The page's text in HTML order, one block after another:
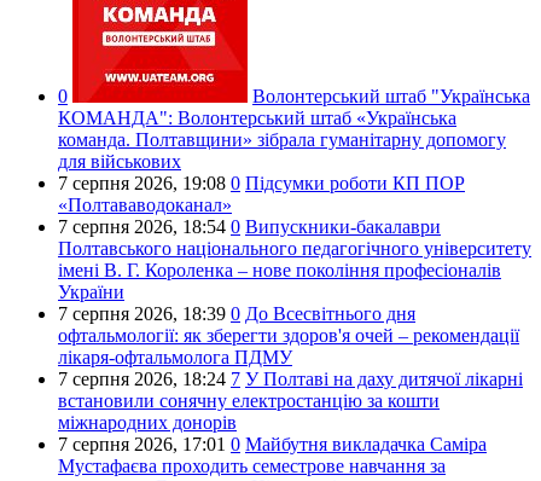
0
Волонтерський штаб "Українська
КОМАНДА": Волонтерський штаб «Українська
команда. Полтавщини» зібрала гуманітарну допомогу
для військових
7 серпня 2026, 19:08 0 Підсумки роботи КП ПОР
«Полтававодоканал»
7 серпня 2026, 18:54 0 Випускники-бакалаври
Полтавського національного педагогічного університету
імені В. Г. Короленка – нове покоління професіоналів
України
7 серпня 2026, 18:39 0 До Всесвітнього дня
офтальмології: як зберегти здоров'я очей – рекомендації
лікаря-офтальмолога ПДМУ
7 серпня 2026, 18:24 7 У Полтаві на даху дитячої лікарні
встановили сонячну електростанцію за кошти
міжнародних донорів
7 серпня 2026, 17:01 0 Майбутня викладачка Саміра
Мустафаєва проходить семестрове навчання за